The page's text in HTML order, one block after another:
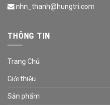
nhn_thanh@hungtri.com
THÔNG TIN
Trang Chủ
Giới thiệu
Sản phẩm